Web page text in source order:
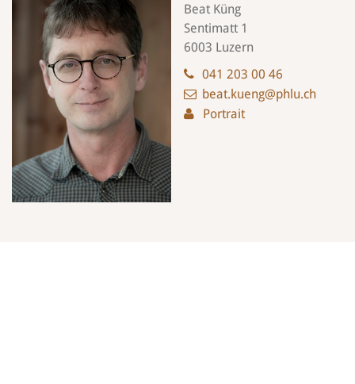
Beat Küng
Sentimatt 1
6003 Luzern
041 203 00 46
beat.kueng@phlu.ch
Portrait